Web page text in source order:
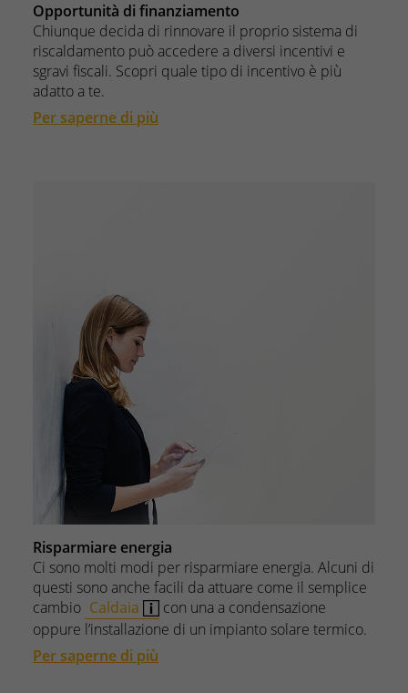
Opportunità di finanziamento
Chiunque decida di rinnovare il proprio sistema di
riscaldamento può accedere a diversi incentivi e
sgravi fiscali. Scopri quale tipo di incentivo è più
adatto a te.
Per saperne di più
Risparmiare energia
Ci sono molti modi per risparmiare energia. Alcuni di
questi sono anche facili da attuare come il semplice
cambio Caldaia
con una a condensazione
oppure l’installazione di un impianto solare termico.
Per saperne di più